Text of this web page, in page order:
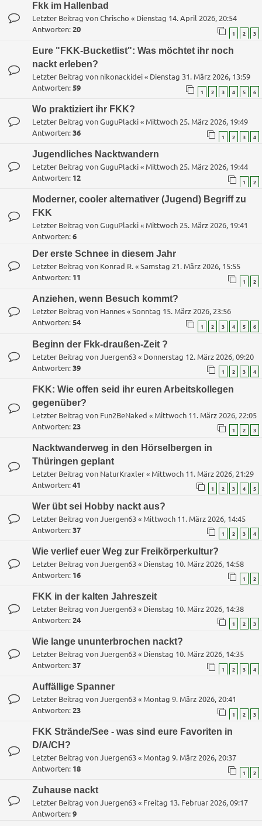
Fkk im Hallenbad
Letzter Beitrag vonChrischo « Dienstag 14. April 2026, 20:54
Antworten:20 1 2 3
Eure "FKK-Bucketlist": Was möchtet ihr noch
nackt erleben?
Letzter Beitrag von nikonackidei« Dienstag 31. März 2026, 13:59
Antworten:59 1 2 3 4 5 6
Wo praktiziert ihr FKK?
Letzter Beitrag vonGuguPlacki« Mittwoch 25. März 2026, 19:49
Antworten:36 1 2 3 4
Jugendliches Nacktwandern
Letzter Beitrag vonGuguPlacki« Mittwoch 25. März 2026, 19:44
Antworten: 12 1 2
Moderner, cooler alternativer (Jugend) Begriff zu
FKK
Letzter Beitrag vonGuguPlacki« Mittwoch 25. März 2026, 19:41
Antworten:6
Der erste Schnee in diesem Jahr
Letzter Beitrag von Konrad R.«Samstag 21. März 2026, 15:55
Antworten: 11 1 2
Anziehen, wenn Besuch kommt?
Letzter Beitrag von Hannes«Sonntag 15. März 2026, 23:56
Antworten:54 1 2 3 4 5 6
Beginn der Fkk-draußen-Zeit ?
Letzter Beitrag vonJuergen63« Donnerstag 12. März 2026, 09:20
Antworten:39 1 2 3 4
FKK: Wie offen seid ihr euren Arbeitskollegen
gegenüber?
Letzter Beitrag von Fun2BeNaked « Mittwoch 11. März 2026, 22:05
Antworten:23 1 2 3
Nacktwanderweg in den Hörselbergen in
Thüringen geplant
Letzter Beitrag von NaturKraxler« Mittwoch 11. März 2026, 21:29
Antworten:41 1 2 3 4 5
Wer übt sei Hobby nackt aus?
Letzter Beitrag vonJuergen63« Mittwoch 11. März 2026, 14:45
Antworten:37 1 2 3 4
Wie verlief euer Weg zur Freikörperkultur?
Letzter Beitrag vonJuergen63« Dienstag 10. März 2026, 14:58
Antworten: 16 1 2
FKK in der kalten Jahreszeit
Letzter Beitrag vonJuergen63« Dienstag 10. März 2026, 14:38
Antworten:24 1 2 3
Wie lange ununterbrochen nackt?
Letzter Beitrag vonJuergen63« Dienstag 10. März 2026, 14:35
Antworten:37 1 2 3 4
Auffällige Spanner
Letzter Beitrag vonJuergen63« Montag 9. März 2026, 20:41
Antworten:23 1 2 3
FKK Strände/See - was sind eure Favoriten in
D/A/CH?
Letzter Beitrag vonJuergen63« Montag 9. März 2026, 20:37
Antworten: 18 1 2
Zuhause nackt
Letzter Beitrag vonJuergen63« Freitag 13. Februar 2026, 09:17
Antworten:9